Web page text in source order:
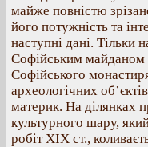
майже повністю
його потужність та
наступні дані. Тільки
Софійським
Софійського
археологічних
материк. На ділянках
культурного шару,
робіт XIX ст.,